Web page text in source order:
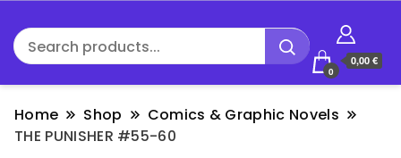
0
0,00 €
Home Shop
Comics & Graphic Novels
THE PUNISHER #55-60